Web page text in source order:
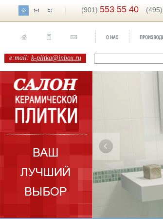
(901) 553 55 40 (495)
e:mail: k-plitka@inbox.ru
Marmol Carrara